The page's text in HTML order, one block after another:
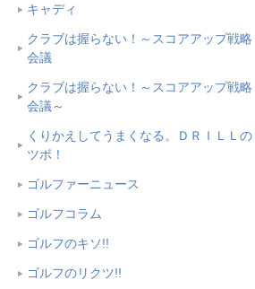
キャディ
クラブは握らない！～スコアアップ戦略
会議
クラブは握らない！～スコアアップ戦略
会議～
くりかえしてうまくなる。ＤＲＩＬＬの
ツボ！
ゴルファーニュース
ゴルフコラム
ゴルフのキソ!!
ゴルフのリクツ!!